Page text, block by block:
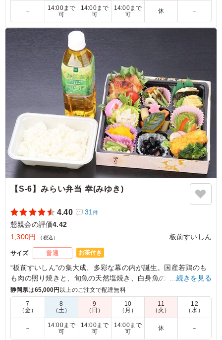
※現在は巻き寿司→ちらし寿司(カニ入り)に変更しておりま
す。
5.0 トヨタ自動車 安全健康推進部
とても優しい味付けでした。女性向けかと思います。全体
的に、愛情がこもっていると感じました。
ご利用シーン：懇親会›送別会
愛知県豊田市トヨタ町2021/12/23
－
14:00まで
可
14:00まで
可
14:00まで
可
休 －
【S-6】みらい弁当 幸(みゆき)
4.40 31件
懇親会の評価4.42
1,300円
（税込） 板前すいしん
サイズ 普通 お茶付き
“板前すいしん”の集大成、多彩な幕の内が誕生。国産若鶏のも
も肉の照り焼きと、旬魚の天然塩焼き、白身魚のフライを主菜
としたお弁当です。お腹に優しく和惣菜の副菜もある自慢の幕
の内弁当です。
味付けも良く美味しく頂きました。 物価高のせいか、前
…続きを見る
静岡県は65,000円以上のご注文で配達無料
7
（金）
8
（土）
9
（日）
10
（月）
11
（火）
12
（水）
－
14:00まで
可
14:00まで
可
14:00まで
可
休 －